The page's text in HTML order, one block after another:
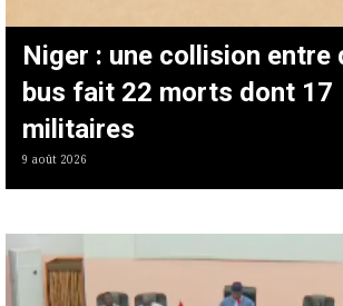
Niger : une collision entre
bus fait 22 morts dont 17
militaires
9 août 2026